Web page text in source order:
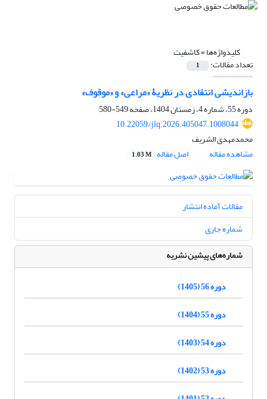
کلیدواژه‌ها =کاشفیت
تعداد مقالات: 1
بازاندیشی انتقادی در نظریۀ «مراعی» و «موقوف»
دوره 55، شماره 4، زمستان 1404، صفحه
549-580
10.22059/jlq.2026.405047.1008044
محمدمهدی الشریف
مشاهده مقاله
اصل مقاله 1.03 M
مقالات آماده انتشار
شماره جاری
شماره‌های پیشین نشریه
دوره 56 (1405)
دوره 55 (1404)
دوره 54 (1403)
دوره 53 (1402)